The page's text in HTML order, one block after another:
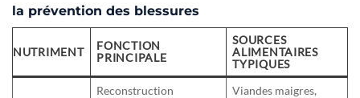
la prévention des blessures
NUTRIMENT
FONCTION
PRINCIPALE
SOURCES
ALIMENTAIRES
TYPIQUES
Reconstruction
Viandes maigres,